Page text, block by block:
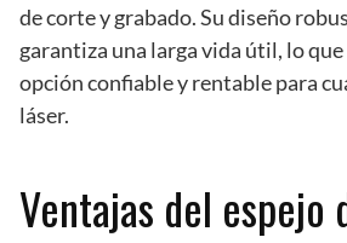
de corte y grabado. Su diseño
garantiza una larga vida útil, lo
opción confiable y rentable para
láser.
Ventajas del espejo